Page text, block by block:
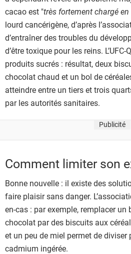
cacao est "très fortement chargé
lourd cancérigène, d’après
d’entraîner des troubles du
d’être toxique pour les reins.
produits sucrés : résultat, deux
chocolat chaud et un bol de
atteindre entre un tiers et trois
par les autorités sanitaires.
Publicité
Comment limiter son
Bonne nouvelle : il existe des
faire plaisir sans danger.
en-cas : par exemple, remplacer un
chocolat par des biscuits aux
et un peu de miel permet de
cadmium ingérée.